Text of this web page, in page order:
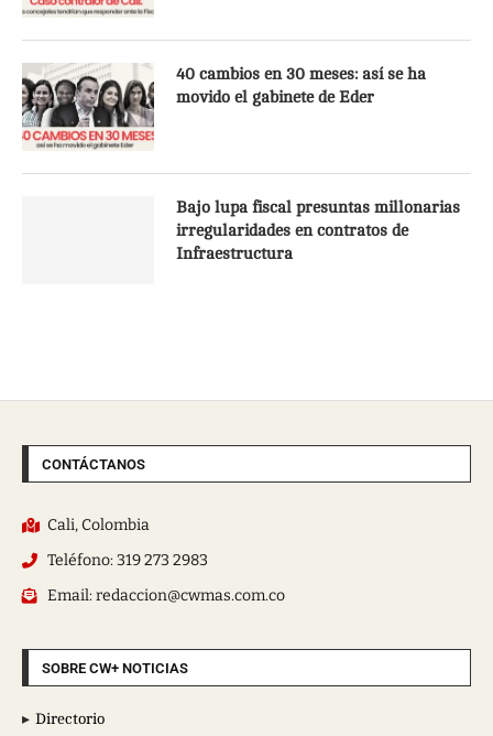
40 cambios en 30 meses: así se ha
movido el gabinete de Eder
Bajo lupa fiscal presuntas millonarias
irregularidades en contratos de
Infraestructura
CONTÁCTANOS
Cali, Colombia
Teléfono: 319 273 2983
Email: redaccion@cwmas.com.co
SOBRE CW+ NOTICIAS
Directorio